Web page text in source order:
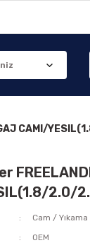
CAMI/
2.0/
Cam /
OEM